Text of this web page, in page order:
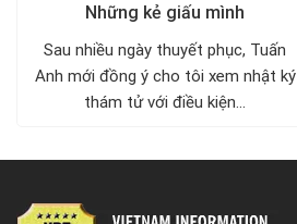
Những kẻ giấu mình
Sau nhiều ngày thuyết phục, Tuấn
Anh mới đồng ý cho tôi xem nhật ký
thám tử với điều kiện...